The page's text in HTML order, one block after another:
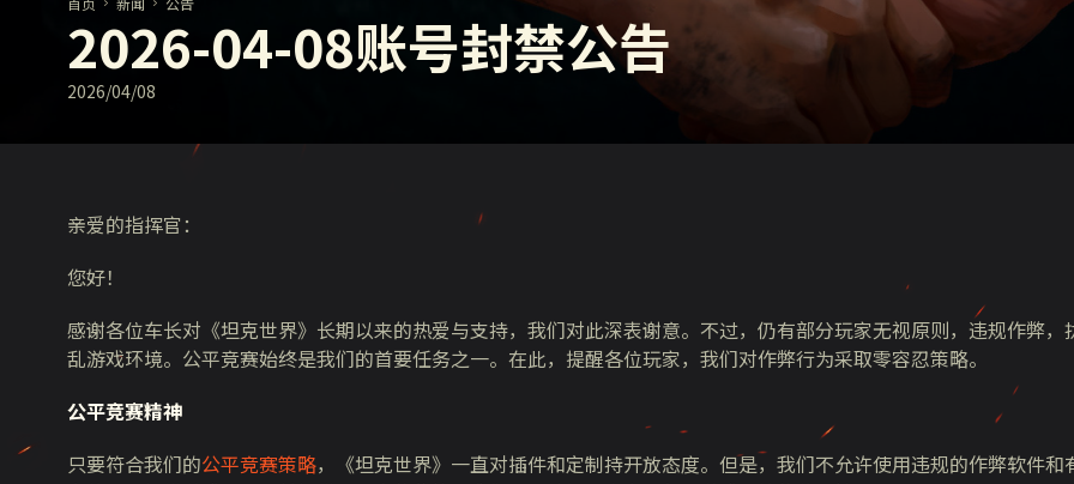
《以战止战》
2026-04-08账号封禁公告
2026/04/08
亲爱的指挥官：
您好！
感谢各位车长对《坦克世界》长期以来的热爱与支持，我们对此深表谢意。不过，仍有部分玩家无视原则，违规作弊，
乱游戏环境。公平竞赛始终是我们的首要任务之一。在此，提醒各位玩家，我们对作弊行为采取零容忍策略。
公平竞赛精神
只要符合我们的公平竞赛策略，《坦克世界》一直对插件和定制持开放态度。但是，我们不允许使用违规的作弊软件和